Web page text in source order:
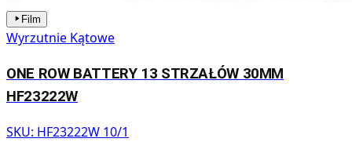
Film
Wyrzutnie Kątowe
ONE ROW BATTERY 13 STRZAŁÓW 30MM
HF23222W
SKU: HF23222W 10/1